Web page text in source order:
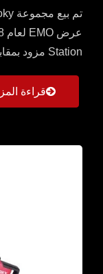
Station مزود بمقابض عالمية...
قراءة